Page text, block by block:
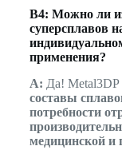
В4: Можно ли
суперсплавов
применения?
A: Да! Metal3DP
составы
потребности
медицинской